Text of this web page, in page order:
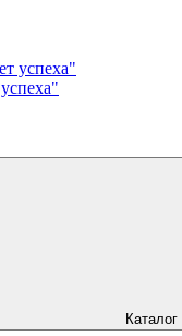
Каталог